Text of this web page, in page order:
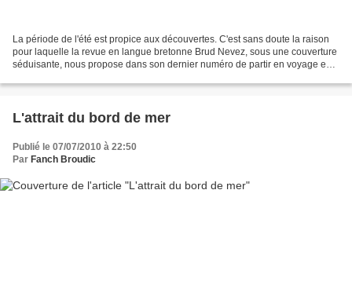
La période de l'été est propice aux découvertes. C'est sans doute la raison
pour laquelle la revue en langue bretonne Brud Nevez, sous une couverture
séduisante, nous propose dans son dernier numéro de partir en voyage en
L'attrait du bord de mer
Publié le 07/07/2010 à 22:50
Par Fanch Broudic